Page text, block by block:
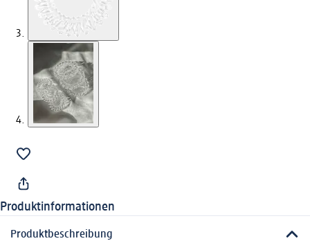
Produktinformationen
Produktbeschreibung